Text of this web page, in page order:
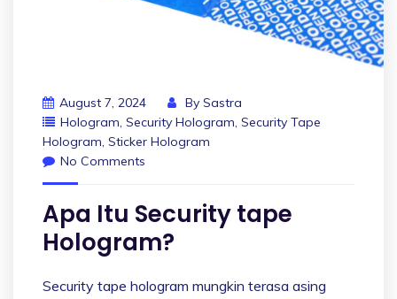
August 7, 2024 By Sastra
Hologram, Security Hologram, Security Tape
Hologram, Sticker Hologram
No Comments
Apa Itu Security tape
Hologram?
Security tape hologram mungkin terasa asing